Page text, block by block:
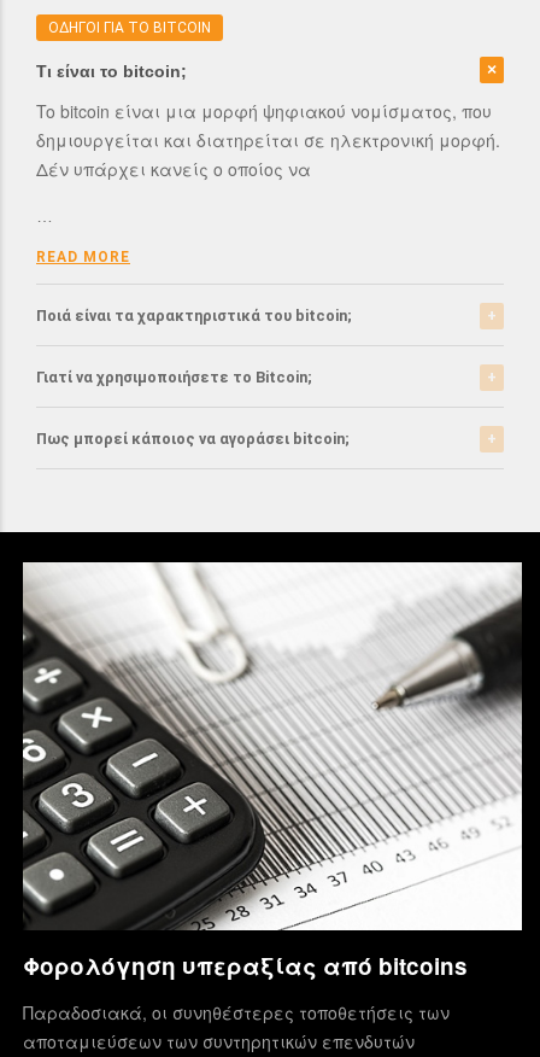
ΟΔΗΓΟΙ ΓΙΑ ΤΟ BITCOIN
Τι είναι το bitcoin;
To bitcoin είναι μια μορφή ψηφιακού νομίσματος, που
δημιουργείται και διατηρείται σε ηλεκτρονική μορφή.
Δέν υπάρχει κανείς ο οποίος να
…
READ MORE
Ποιά είναι τα χαρακτηριστικά του bitcoin;
Το bitcoin έχει αρκετά σημαντικά χαρακτηριστικά που
το ξεχωρίζουν από τα ελεγχόμενα-από-κυβερνήσεις
νομίσματα.
READ MORE
Γιατί να χρησιμοποιήσετε το Bitcoin;
Το bitcoin είναι μια σχετικά νέα μορφή νομίσματος, η
οποία τώρα αρχίζει να γίνεται αποδεκτή από μιά
μεγάλη μερίδα του
READ MORE
Πως μπορεί κάποιος να αγοράσει bitcoin;
Μπορείτε να αγοράσετε bitcoin είτε από τα
άλλους ιδιώτες χρησιμοπιώντας πλατφόρμες όπως
το localbitcoins για
READ MORE
Φορολόγηση υπεραξίας από bitcoins
Παραδοσιακά, οι συνηθέστερες τοποθετήσεις των
αποταμιεύσεων των συντηρητικών επενδυτών